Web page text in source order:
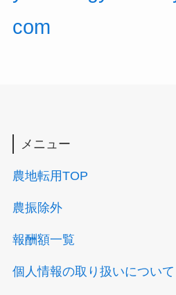
com
メニュー
農地転用TOP
農振除外
報酬額一覧
個人情報の取り扱いについて